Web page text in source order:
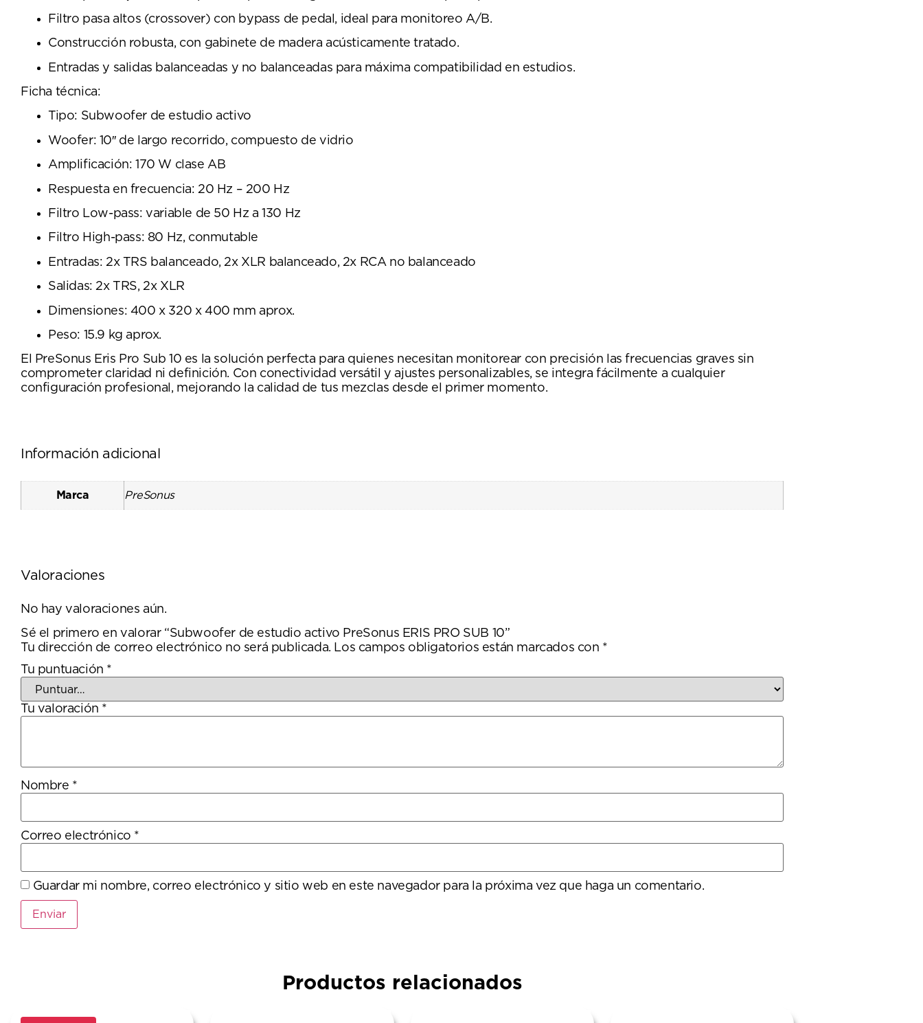
Filtro pasa altos (crossover) con bypass de pedal, ideal para monitoreo A/B.
Construcción robusta, con gabinete de madera acústicamente tratado.
Entradas y salidas balanceadas y no balanceadas para máxima compatibilidad en estudios.
Ficha técnica:
Tipo: Subwoofer de estudio activo
Woofer: 10″ de largo recorrido, compuesto de vidrio
Amplificación: 170 W clase AB
Respuesta en frecuencia: 20 Hz – 200 Hz
Filtro Low-pass: variable de 50 Hz a 130 Hz
Filtro High-pass: 80 Hz, conmutable
Entradas: 2x TRS balanceado, 2x XLR balanceado, 2x RCA no balanceado
Salidas: 2x TRS, 2x XLR
Dimensiones: 400 x 320 x 400 mm aprox.
Peso: 15.9 kg aprox.
El PreSonus Eris Pro Sub 10 es la solución perfecta para quienes necesitan monitorear con precisión las frecuencias graves sin
comprometer claridad ni definición. Con conectividad versátil y ajustes personalizables, se integra fácilmente a cualquier
configuración profesional, mejorando la calidad de tus mezclas desde el primer momento.
Información adicional
Marca PreSonus
Valoraciones
No hay valoraciones aún.
Sé el primero en valorar “Subwoofer de estudio activo PreSonus ERIS PRO SUB 10”
Tu dirección de correo electrónico no será publicada. Los campos obligatorios están marcados con *
Tu puntuación *
Tu valoración *
Nombre *
Correo electrónico *
Guardar mi nombre, correo electrónico y sitio web en este navegador para la próxima vez que haga un comentario.
Productos relacionados